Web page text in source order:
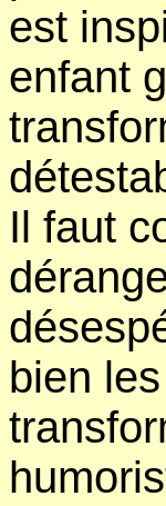
est
enfant
Il faut
bien